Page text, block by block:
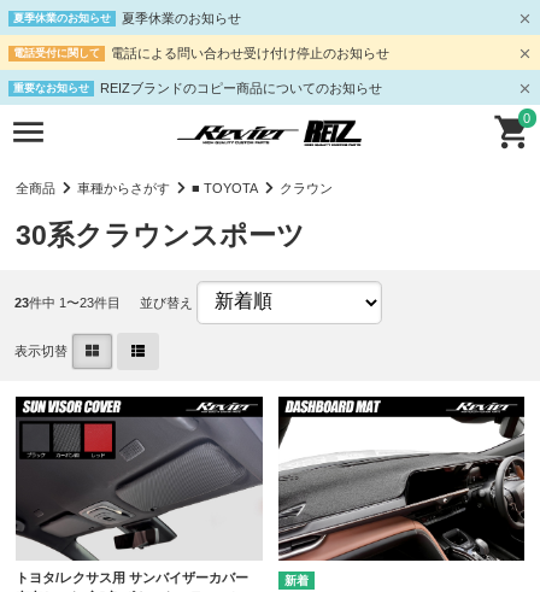
夏季休業のお知らせ 夏季休業のお知らせ
電話受付に関して 電話による問い合わせ受け付け停止のお知らせ
重要なお知らせ REIZブランドのコピー商品についてのお知らせ
0
全商品 車種からさがす ■ TOYOTA クラウン
30系クラウンスポーツ
23件中 1〜23件目 並び替え
表示切替
トヨタ/レクサス用 サンバイザーカバー